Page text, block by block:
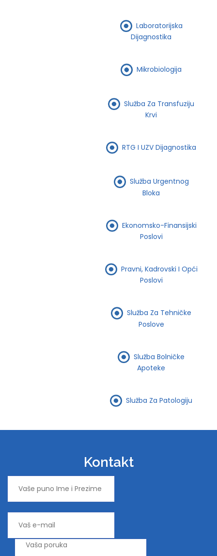
Laboratorijska
Dijagnostika
Mikrobiologija
Služba Za Transfuziju
Krvi
RTG I UZV Dijagnostika
Služba Urgentnog
Bloka
Ekonomsko-Finansijski
Poslovi
Pravni, Kadrovski I Opći
Poslovi
Služba Za Tehničke
Poslove
Služba Bolničke
Apoteke
Služba Za Patologiju
Kontakt